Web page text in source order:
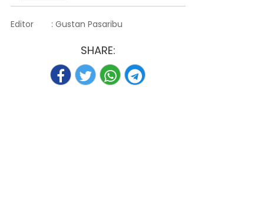
Editor : Gustan Pasaribu
SHARE: